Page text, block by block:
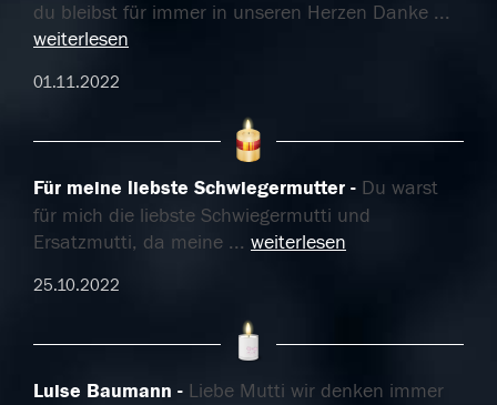
du bleibst für immer in unseren Herzen Danke ...
weiterlesen
01.11.2022
Für meine liebste Schwiegermutter
Du warst
für mich die liebste Schwiegermutti und
Ersatzmutti, da meine ... weiterlesen
25.10.2022
Luise Baumann
Liebe Mutti wir denken immer